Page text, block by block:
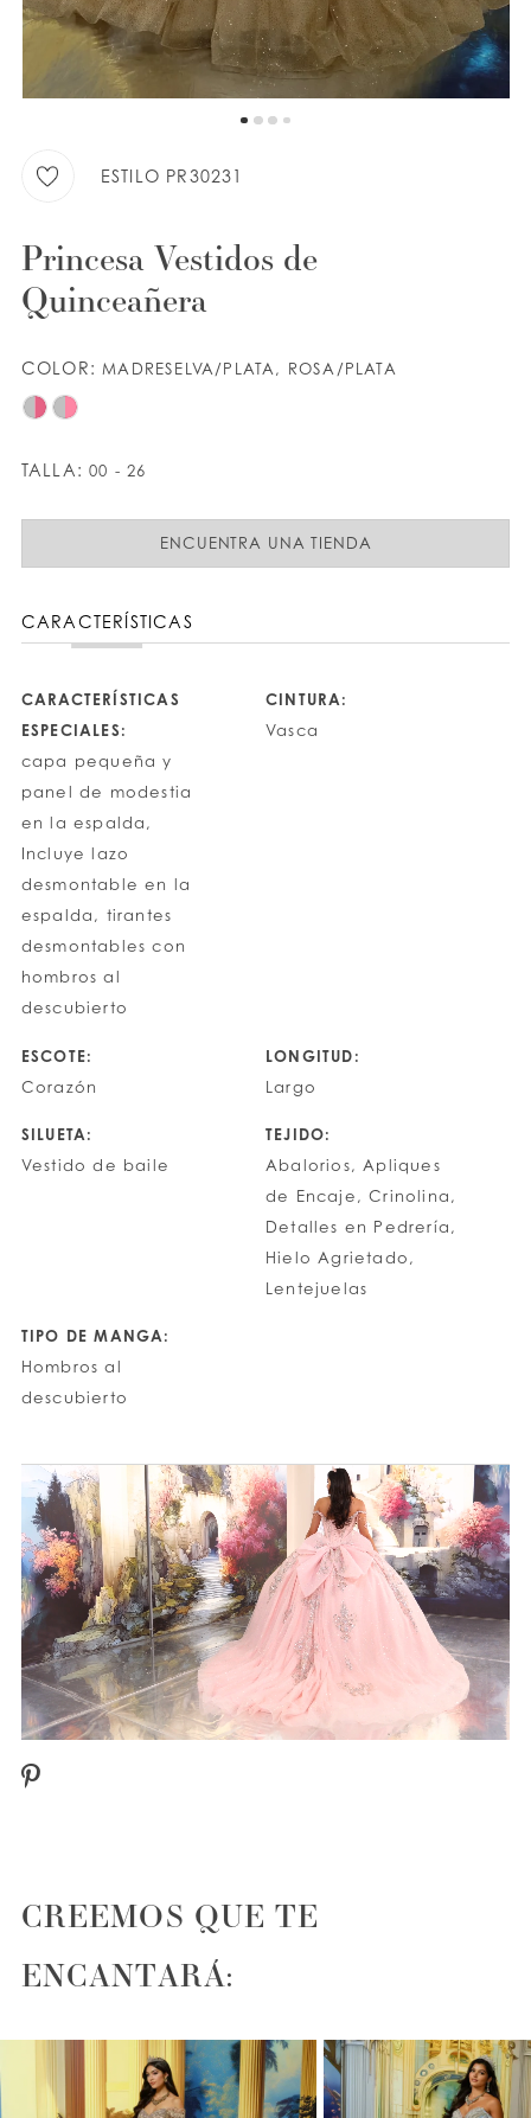
LISTA DE DESEOS
ESTILO PR30231
Princesa Vestidos de
Quinceañera
COLOR: MADRESELVA/PLATA, ROSA/PLATA
TALLA: 00 - 26
ENCUENTRA UNA TIENDA
CARACTERÍSTICAS
CARACTERÍSTICAS
ESPECIALES:
capa pequeña y
panel de modestia
en la espalda,
Incluye lazo
desmontable en la
espalda, tirantes
desmontables con
hombros al
descubierto
CINTURA:
Vasca
ESCOTE:
Corazón
LONGITUD:
Largo
SILUETA:
Vestido de baile
TEJIDO:
Abalorios, Apliques
de Encaje, Crinolina,
Detalles en Pedrería,
Hielo Agrietado,
Lentejuelas
TIPO DE MANGA:
Hombros al
descubierto
PAUSE AUTOPLAY
PREVIOUS SLIDE
NEXT SLIDE
0
1
CREEMOS QUE TE
ENCANTARÁ: